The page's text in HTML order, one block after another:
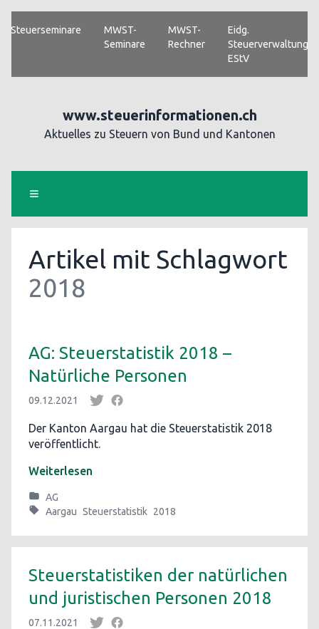
Steuerseminare
MWST-
Seminare
MWST-
Rechner
Eidg.
Steuerverwaltung
EStV
www.steuerinformationen.ch
Aktuelles zu Steuern von Bund und Kantonen
Artikel mit Schlagwort
2018
AG: Steuerstatistik 2018 –
Natürliche Personen
09.12.2021
Der Kanton Aargau hat die Steuerstatistik 2018
veröffentlicht.
Weiterlesen
AG
Aargau Steuerstatistik 2018
Steuerstatistiken der natürlichen
und juristischen Personen 2018
07.11.2021